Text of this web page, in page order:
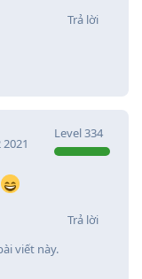
Trả lời
Level334
2021
Trả lời
viết này.